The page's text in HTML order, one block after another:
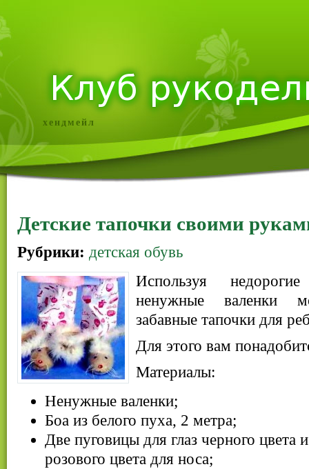
хендмейл
Детские тапочки своими
Рубрики: детская обувь
Используя
ненужные валенки
забавные тапочки для
Для этого вам
Материалы:
Ненужные валенки;
Боа из белого пуха, 2 метра;
Две пуговицы для глаз черного цвета
розового цвета для носа;